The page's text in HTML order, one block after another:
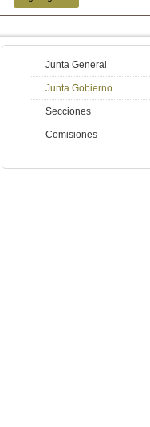
Menú secundario
Junta General
Junta Gobierno
Secciones
Comisiones